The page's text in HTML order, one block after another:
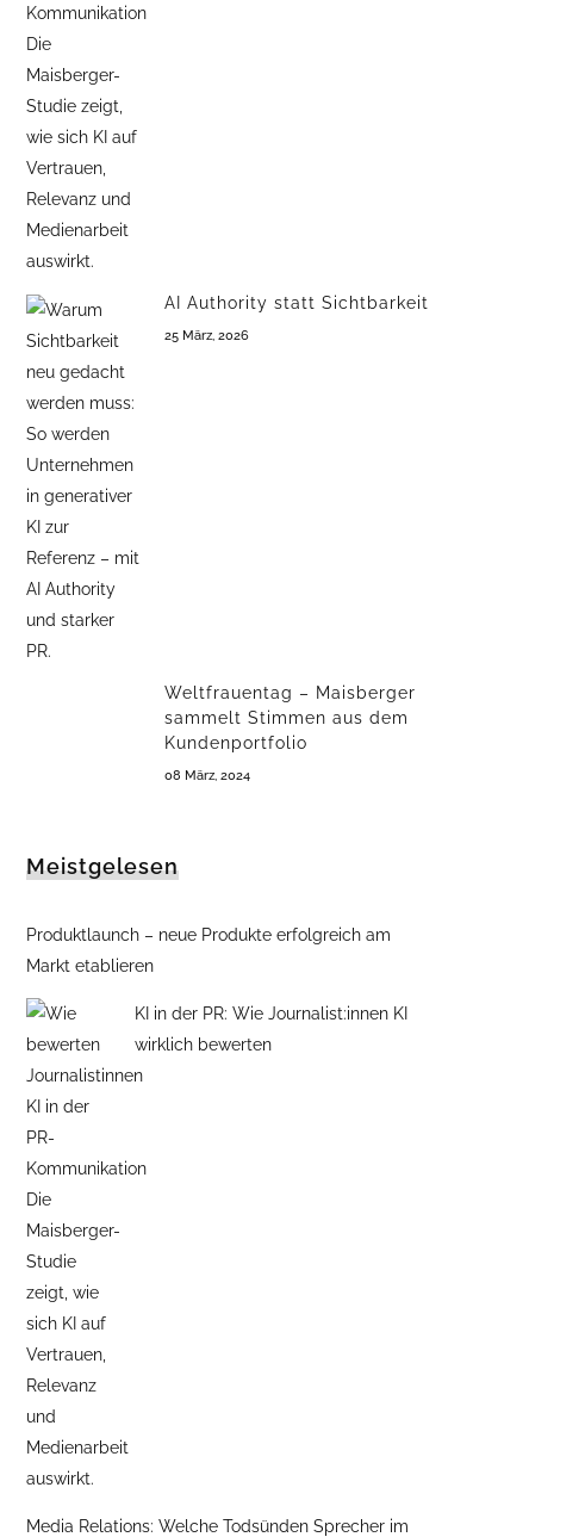
AI Authority statt Sichtbarkeit
25 März, 2026
Weltfrauentag – Maisberger
sammelt Stimmen aus dem
Kundenportfolio
08 März, 2024
Meistgelesen
Produktlaunch – neue Produkte erfolgreich am
Markt etablieren
KI in der PR: Wie Journalist:innen KI
wirklich bewerten
Media Relations: Welche Todsünden Sprecher im